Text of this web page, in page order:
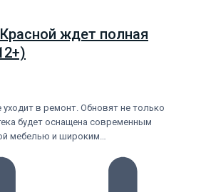
ждет полная
в ремонт. Обновят не только
будет оснащена современным
мебелью и широким…